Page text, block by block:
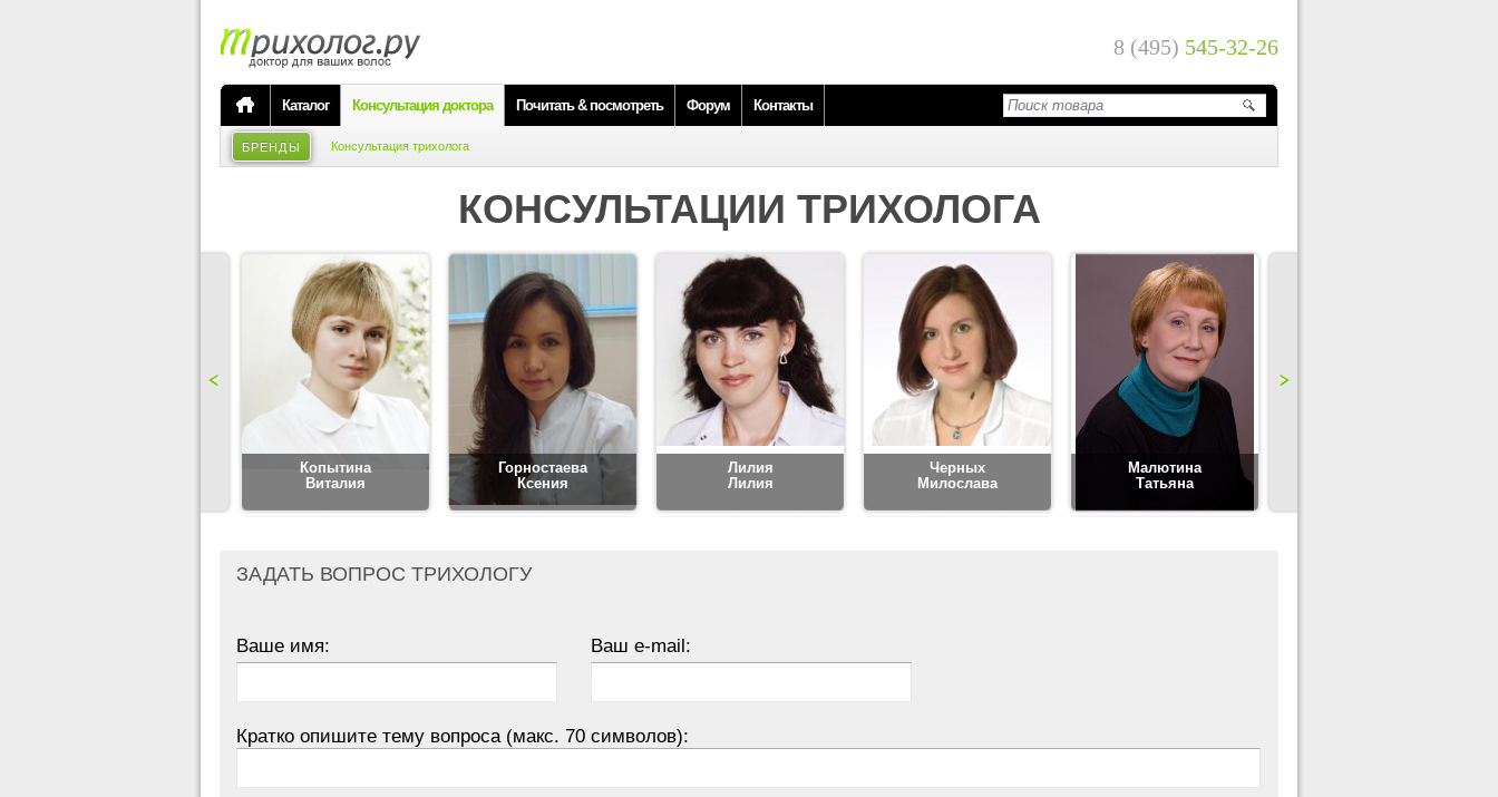
8 (495) 545-32-26
Каталог Консультация доктора Почитать & посмотреть Форум Контакты
БРЕНДЫ Консультация трихолога
КОНСУЛЬТАЦИИ ТРИХОЛОГА
Копытина
Виталия
Горностаева
Ксения
Лилия
Лилия
Черных
Милослава
Малютина
Татьяна
ЗАДАТЬ ВОПРОС ТРИХОЛОГУ
Ваше имя: Ваш e-mail:
Кратко опишите тему вопроса (макс. 70 символов):